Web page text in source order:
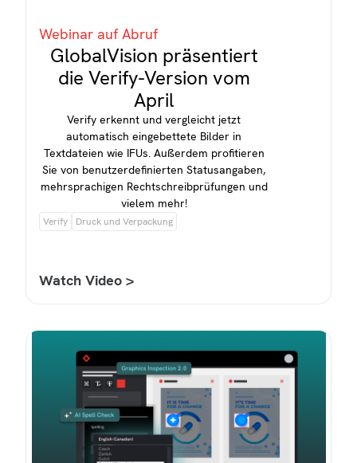
Webinar auf Abruf
GlobalVision präsentiert
die Verify-Version vom
April
Verify erkennt und vergleicht jetzt
automatisch eingebettete Bilder in
Textdateien wie IFUs. Außerdem profitieren
Sie von benutzerdefinierten Statusangaben,
mehrsprachigen Rechtschreibprüfungen und
vielem mehr!
Verify Druck und Verpackung
Watch Video >